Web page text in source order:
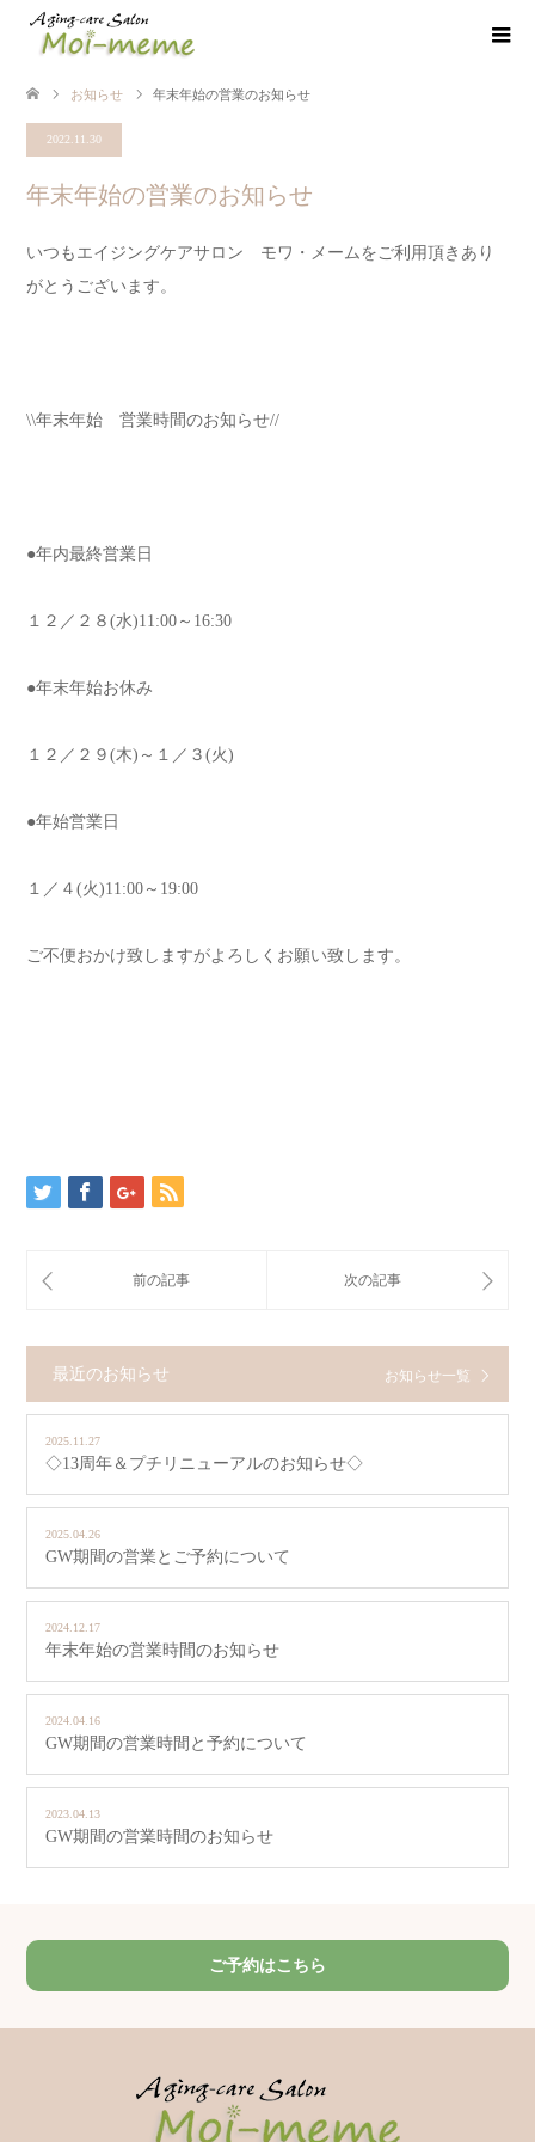
お知らせ 年末年始の営業のお知らせ
2022.11.30
年末年始の営業のお知らせ
いつもエイジングケアサロン モワ・メームをご利用頂きあり
がとうございます。
\\年末年始 営業時間のお知らせ//
●年内最終営業日
１２／２８(水)11:00～16:30
●年末年始お休み
１２／２９(木)～１／３(火)
●年始営業日
１／４(火)11:00～19:00
ご不便おかけ致しますがよろしくお願い致します。
最近のお知らせ お知らせ一覧
2025.11.27
◇13周年＆プチリニューアルのお知らせ◇
2025.04.26
GW期間の営業とご予約について
2024.12.17
年末年始の営業時間のお知らせ
2024.04.16
GW期間の営業時間と予約について
2023.04.13
GW期間の営業時間のお知らせ
ご予約はこちら